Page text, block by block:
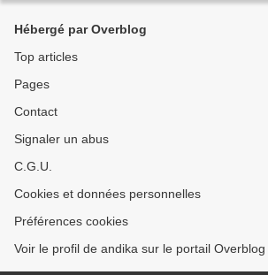
Hébergé par Overblog
Top articles
Pages
Contact
Signaler un abus
C.G.U.
Cookies et données personnelles
Préférences cookies
Voir le profil de andika sur le portail Overblog